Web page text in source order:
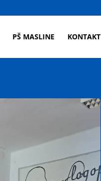
PŠ MASLINE KONTAKT